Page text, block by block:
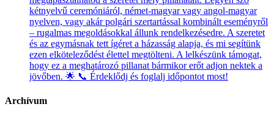
kétnyelvű ceremóniáról, német-magyar vagy angol-magyar
nyelven, vagy akár polgári szertartással kombinált eseményről
– rugalmas megoldásokkal állunk rendelkezésedre. A szeretet
és az egymásnak tett ígéret a házasság alapja, és mi segítünk
ezen elköteleződést élettel megtölteni. A lelkészünk támogat,
hogy ez a meghatározó pillanat bármikor erőt adjon nektek a
jövőben. 🌟 📞 Érdeklődj és foglalj időpontot most!
Archívum